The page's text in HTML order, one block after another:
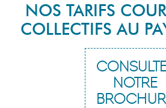
NOS TARIFS
COLLECTIFS AU
NOTRE